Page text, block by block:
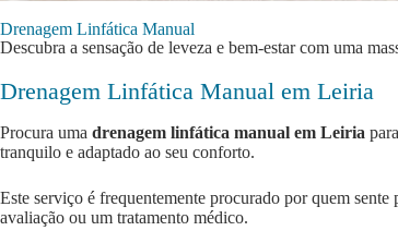
Drenagem Linfática Manual
Descubra a sensação de leveza e bem-estar com uma
Drenagem Linfática Manual em Leiria
Procura uma drenagem linfática manual em Leiria
tranquilo e adaptado ao seu conforto.
Este serviço é frequentemente procurado por quem
avaliação ou um tratamento médico.